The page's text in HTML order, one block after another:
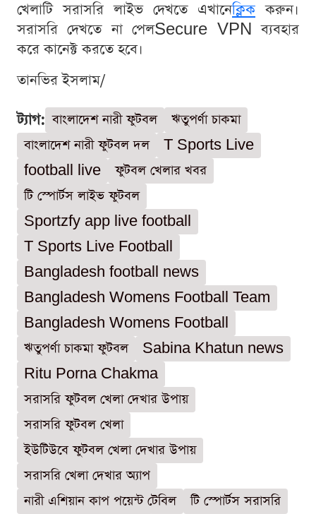
খেলাটি সরাসরি লাইভ দেখতে এখানেক্লিক করুন।
সরাসরি দেখতে না পেলSecure VPN ব্যবহার
করে কানেক্ট করতে হবে।
তানভির ইসলাম/
ট্যাগ: বাংলাদেশ নারী ফুটবল
ঋতুপর্ণা চাকমা
বাংলাদেশ নারী ফুটবল দল
T Sports Live
football live
ফুটবল খেলার খবর
টি স্পোর্টস লাইভ ফুটবল
Sportzfy app live football
T Sports Live Football
Bangladesh football news
Bangladesh Womens Football Team
Bangladesh Womens Football
ঋতুপর্ণা চাকমা ফুটবল
Sabina Khatun news
Ritu Porna Chakma
সরাসরি ফুটবল খেলা দেখার উপায়
সরাসরি ফুটবল খেলা
ইউটিউবে ফুটবল খেলা দেখার উপায়
সরাসরি খেলা দেখার অ্যাপ
নারী এশিয়ান কাপ পয়েন্ট টেবিল
টি স্পোর্টস সরাসরি